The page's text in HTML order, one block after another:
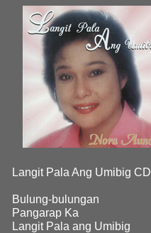
Langit Pala Ang Umibig CD
Bulung-bulungan
Pangarap Ka
Langit Pala ang Umibig